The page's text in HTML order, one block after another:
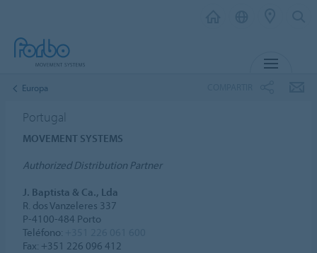
Europa
Portugal
MOVEMENT SYSTEMS
Authorized Distribution Partner
J. Baptista & Ca., Lda
R. dos Vanzeleres 337
P-4100-484 Porto
Teléfono:
Fax: +351 226 096 412